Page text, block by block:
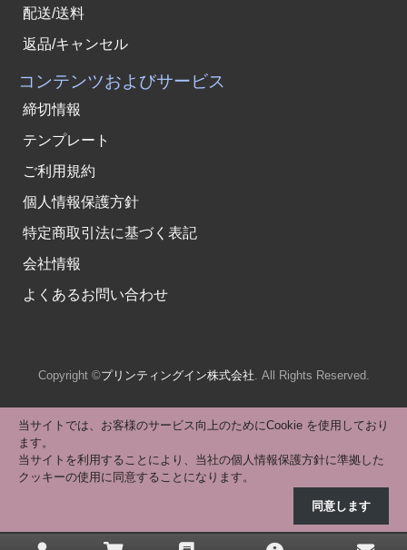
配送/送料
返品/キャンセル
コンテンツおよびサービス
締切情報
テンプレート
ご利用規約
個人情報保護方針
特定商取引法に基づく表記
会社情報
よくあるお問い合わせ
当サイトでは、お客様のサービス向上のためにCookie を使用しており
ます。
当サイトを利用することにより、当社の個人情報保護方針に準拠した
クッキーの使用に同意することになります。
同意します
Copyright ©プリンティングイン株式会社. All Rights Reserved.